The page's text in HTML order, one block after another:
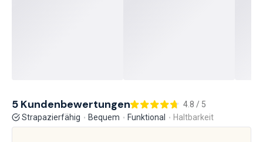
5 Kundenbewertungen
4.8 / 5
Strapazierfähig
Bequem Funktional Haltbarkeit